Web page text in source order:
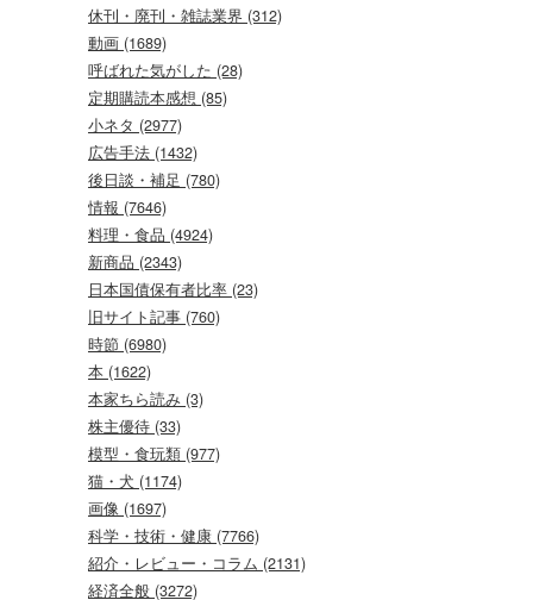
休刊・廃刊・雑誌業界 (312)
動画 (1689)
呼ばれた気がした (28)
定期購読本感想 (85)
小ネタ (2977)
広告手法 (1432)
後日談・補足 (780)
情報 (7646)
料理・食品 (4924)
新商品 (2343)
日本国債保有者比率 (23)
旧サイト記事 (760)
時節 (6980)
本 (1622)
本家ちら読み (3)
株主優待 (33)
模型・食玩類 (977)
猫・犬 (1174)
画像 (1697)
科学・技術・健康 (7766)
紹介・レビュー・コラム (2131)
経済全般 (3272)